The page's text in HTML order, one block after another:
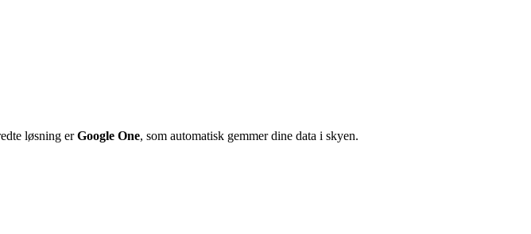
løsning erGoogle One, som automatisk gemmer dine data i skyen.